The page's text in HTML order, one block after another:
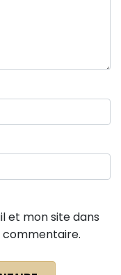
et mon site dans